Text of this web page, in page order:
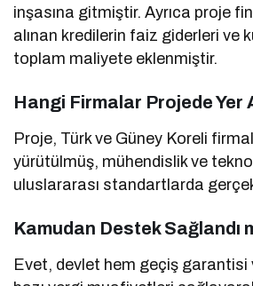
inşasına gitmiştir. Ayrıca proje
alınan kredilerin faiz giderleri ve
toplam maliyete eklenmiştir.
Hangi Firmalar Projede Yer
Proje, Türk ve Güney Koreli
yürütülmüş, mühendislik ve
uluslararası standartlarda
Kamudan Destek Sağlandı
Evet, devlet hem geçiş garantisi